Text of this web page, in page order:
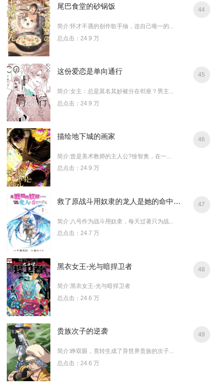
尾巴食堂的砂锅饭
简介:怀才不遇的创作歌手䌷，连自己唯一的...
总点击：24.9 万
44
这份爱恋是单向通行
简介:女主：总是莫名其妙被分在邻座？男主...
总点击：24.9 万
45
描绘地下城的画家
简介:曾是美术教师的主人公?徐智奥，在一...
总点击：24.9 万
46
救了原战斗用奴隶的龙人是她的命中注定
简介:八号作为战斗用奴隶，每天过著只为战...
总点击：24.7 万
47
黑衣女王-光与暗捍卫者
简介:黑衣女王-光与暗捍卫者
总点击：24.6 万
48
贵族次子的逆袭
简介:睁双眼，竟转生成了异世界贵族的次子...
总点击：24.6 万
49